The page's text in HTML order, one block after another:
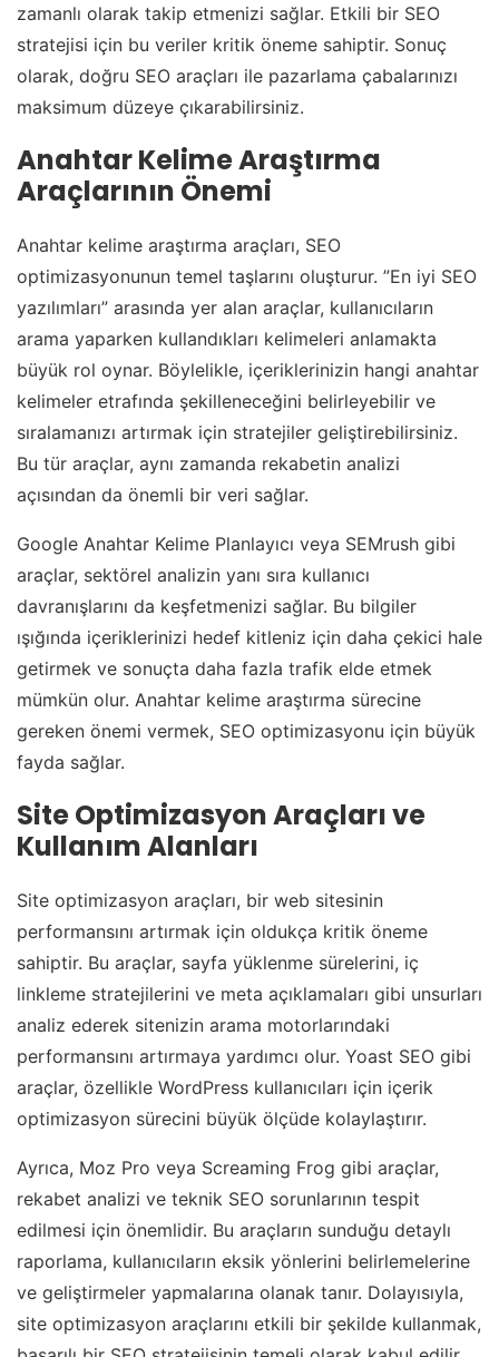
zamanlı olarak takip etmenizi sağlar. Etkili bir SEO
stratejisi için bu veriler kritik öneme sahiptir. Sonuç
olarak, doğru SEO araçları ile pazarlama çabalarınızı
maksimum düzeye çıkarabilirsiniz.
Anahtar Kelime Araştırma
Araçlarının Önemi
Anahtar kelime araştırma araçları, SEO
optimizasyonunun temel taşlarını oluşturur. ”En iyi SEO
yazılımları” arasında yer alan araçlar, kullanıcıların
arama yaparken kullandıkları kelimeleri anlamakta
büyük rol oynar. Böylelikle, içeriklerinizin hangi anahtar
kelimeler etrafında şekilleneceğini belirleyebilir ve
sıralamanızı artırmak için stratejiler geliştirebilirsiniz.
Bu tür araçlar, aynı zamanda rekabetin analizi
açısından da önemli bir veri sağlar.
Google Anahtar Kelime Planlayıcı veya SEMrush gibi
araçlar, sektörel analizin yanı sıra kullanıcı
davranışlarını da keşfetmenizi sağlar. Bu bilgiler
ışığında içeriklerinizi hedef kitleniz için daha çekici hale
getirmek ve sonuçta daha fazla trafik elde etmek
mümkün olur. Anahtar kelime araştırma sürecine
gereken önemi vermek, SEO optimizasyonu için büyük
fayda sağlar.
Site Optimizasyon Araçları ve
Kullanım Alanları
Site optimizasyon araçları, bir web sitesinin
performansını artırmak için oldukça kritik öneme
sahiptir. Bu araçlar, sayfa yüklenme sürelerini, iç
linkleme stratejilerini ve meta açıklamaları gibi unsurları
analiz ederek sitenizin arama motorlarındaki
performansını artırmaya yardımcı olur. Yoast SEO gibi
araçlar, özellikle WordPress kullanıcıları için içerik
optimizasyon sürecini büyük ölçüde kolaylaştırır.
Ayrıca, Moz Pro veya Screaming Frog gibi araçlar,
rekabet analizi ve teknik SEO sorunlarının tespit
edilmesi için önemlidir. Bu araçların sunduğu detaylı
raporlama, kullanıcıların eksik yönlerini belirlemelerine
ve geliştirmeler yapmalarına olanak tanır. Dolayısıyla,
site optimizasyon araçlarını etkili bir şekilde kullanmak,